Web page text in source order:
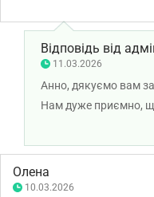
Відповідь від
11.03.2026
Анно, дякуємо вам за
Нам дуже приємно,
масажиста
привітність наших
щоб кожен візит до
враження. Бажаємо
Олена
10.03.2026